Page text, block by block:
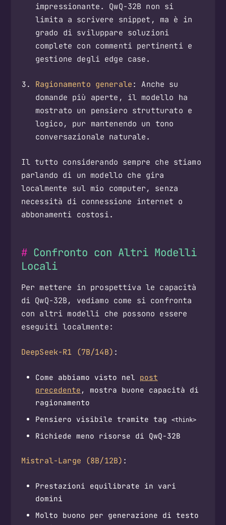
impressionante. QwQ-32B non si
limita a scrivere snippet, ma è in
grado di sviluppare soluzioni
complete con commenti pertinenti e
gestione degli edge case.
Ragionamento generale: Anche su
domande più aperte, il modello ha
mostrato un pensiero strutturato e
logico, pur mantenendo un tono
conversazionale naturale.
Il tutto considerando sempre che stiamo
parlando di un modello che gira
localmente sul mio computer, senza
necessità di connessione internet o
abbonamenti costosi.
Confronto con Altri Modelli
Locali
Per mettere in prospettiva le capacità
di QwQ-32B, vediamo come si confronta
con altri modelli che possono essere
eseguiti localmente:
DeepSeek-R1 (7B/14B) :
Come abbiamo visto nel post
precedente , mostra buone capacità di
ragionamento
Pensiero visibile tramite tag
<think>
Richiede meno risorse di QwQ-32B
Mistral-Large (8B/12B) :
Prestazioni equilibrate in vari
domini
Molto buono per generazione di testo